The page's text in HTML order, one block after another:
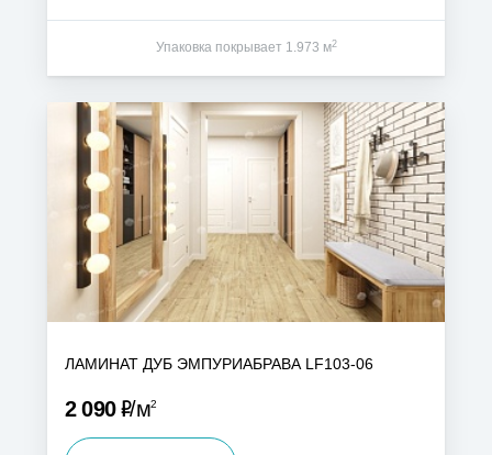
Упаковка покрывает 1.973 м2
ЛАМИНАТ ДУБ ЭМПУРИАБРАВА LF103-06
2 090Р м2